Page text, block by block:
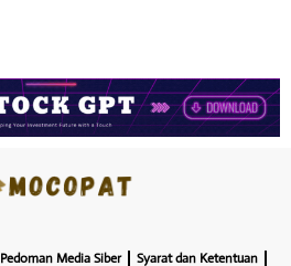
Pedoman Media Siber Syarat dan Ketentuan